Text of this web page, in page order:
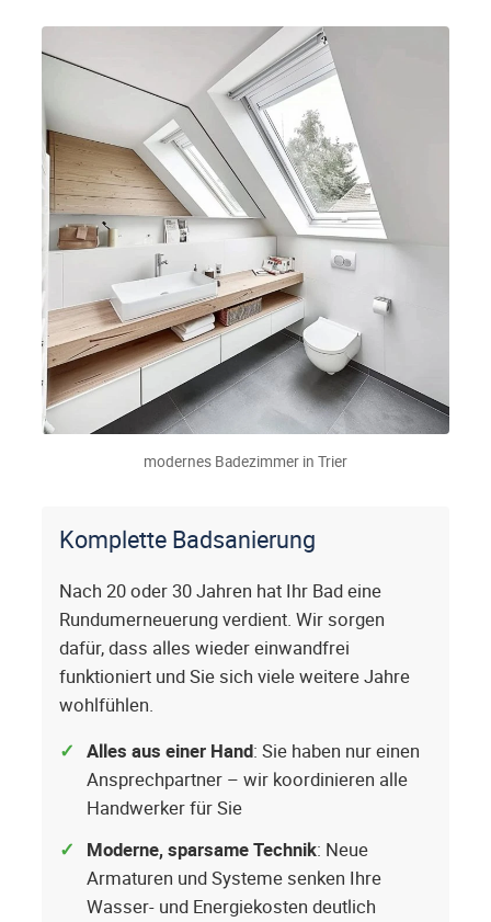
modernes Badezimmer in Trier
Komplette Badsanierung
Nach 20 oder 30 Jahren hat Ihr Bad eine
Rundumerneuerung verdient. Wir sorgen
dafür, dass alles wieder einwandfrei
funktioniert und Sie sich viele weitere Jahre
wohlfühlen.
Alles aus einer Hand: Sie haben nur einen
Ansprechpartner – wir koordinieren alle
Handwerker für Sie
Moderne, sparsame Technik: Neue
Armaturen und Systeme senken Ihre
Wasser- und Energiekosten deutlich